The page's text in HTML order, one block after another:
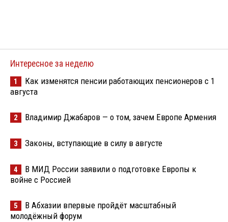
Интересное за неделю
1
Как изменятся пенсии работающих пенсионеров с 1
августа
2 Владимир Джабаров — о том, зачем Европе Армения
3 Законы, вступающие в силу в августе
4
В МИД России заявили о подготовке Европы к
войне с Россией
5
В Абхазии впервые пройдёт масштабный
молодёжный форум